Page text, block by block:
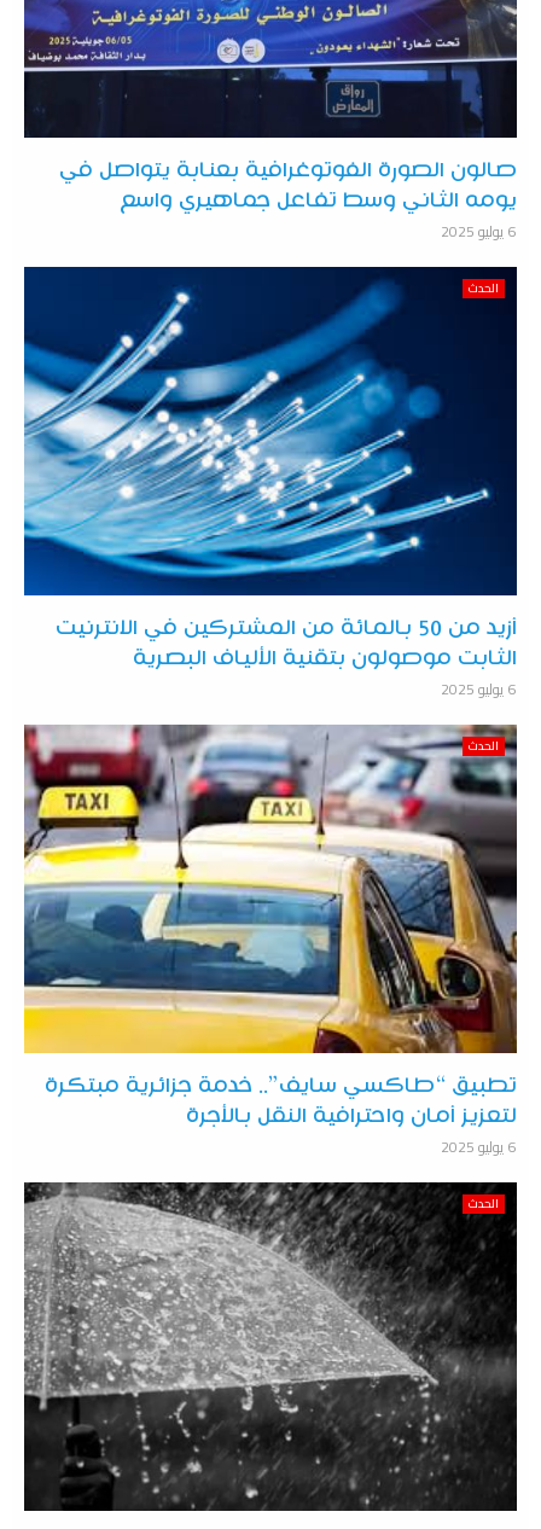
صالون الصورة الفوتوغرافية بعنابة يتواصل في
يومه الثاني وسط تفاعل جماهيري واسع
6 يوليو 2025
الحدث
أزيد من 50 بالمائة من المشتركين في الانترنيت
الثابت موصولون بتقنية الألياف البصرية
6 يوليو 2025
الحدث
تطبيق “طاكسي سايف”.. خدمة جزائرية مبتكرة
لتعزيز أمان واحترافية النقل بالأجرة
6 يوليو 2025
الحدث